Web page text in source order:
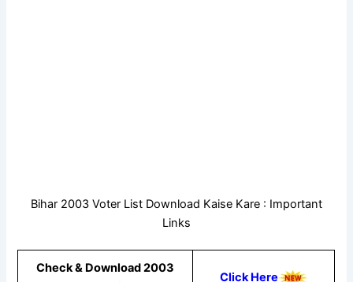
Bihar 2003 Voter List Download Kaise Kare : Important
Links
Check & Download 2003
Click Here